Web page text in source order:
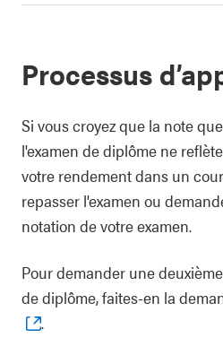
Processus
Si vous croyez que la note
l'examen de diplôme ne
votre rendement dans un
repasser l'examen ou
notation de votre examen.
Pour demander une
de diplôme, faites-en la
.